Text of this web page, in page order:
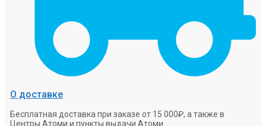
О доставке
Бесплатная доставка при заказе от 15 000₽, а также в
Центры Атоми и пункты выдачи Атоми.